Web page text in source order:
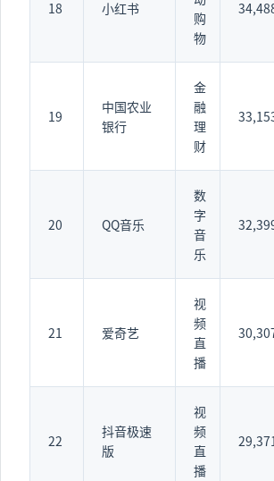
18 小红书
购
物
19
中国农业
银行
金
融
理
财
20 QQ音乐
数
字
音
乐
21 爱奇艺
视
频
直
播
22
抖音极速
版
视
频
直
播